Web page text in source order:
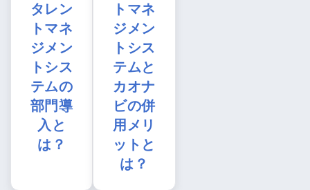
タレン
トマネ
ジメン
トシス
テムの
部門導
入と
は？
トマネ
ジメン
トシス
テムと
カオナ
ビの併
用メリ
ットと
は？